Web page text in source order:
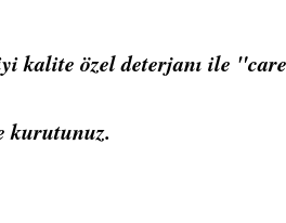
kalite özel deterjanı ile
kurutunuz.